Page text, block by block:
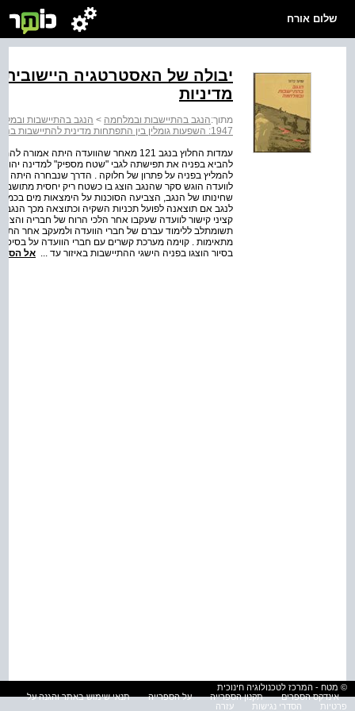
שלום אורח
יבולה של האסטרטגיה
מדיניות
מתוך:הנגב בהתיישבות ובמלחמה > הנגב בהתיישבות
1947: השפעות גומלין בין התפתחות מדינית להתיישבות בנגב
עמדות החלוץ בנגב 121 מאחר שהוועדה
להביא בפניה את תפישתה לגבי "שטח מספיק" למדינה
לוועדה הוגש סקר שהנגב הוצג בו כשטח ריק יחסית
שחינותו של הנגב, הצביעה הסוכנות על הימצאות מים
קציני קישור לוועדה שעקבו אחר הלכי הרוח של חבריה
תשומת­לב ללימוד עברם של חברי הוועדה ולמעקב אחר
בסיור הוצגו בפניה הישגי ההתיישבות באיזור עד ... אל
© מטח - המרכז לטכנולוגיה חינוכית
אינדקס הספרים
תקנון הספרייה על הספרייה
תנאי שימוש באתר והגנה על
פרטיות
הסדרי נגישות עזרה